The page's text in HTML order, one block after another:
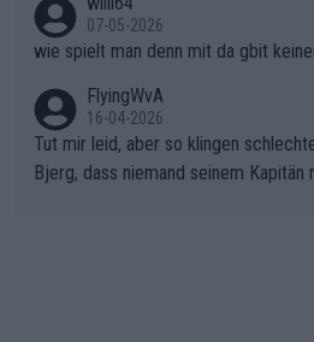
07-05-2026
wie spielt man denn mit da gbit
FlyingWvA
16-04-2026
Tut mir leid, aber so klingen
Bjerg, dass niemand seinem